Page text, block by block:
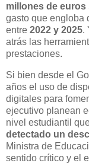
millones de euros
gasto que engloba
entre 2022 y 2025.
atrás las
prestaciones.
Si bien desde el
años el uso de
digitales para
ejecutivo planean
nivel estudiantil
detectado un
Ministra de
sentido crítico y el